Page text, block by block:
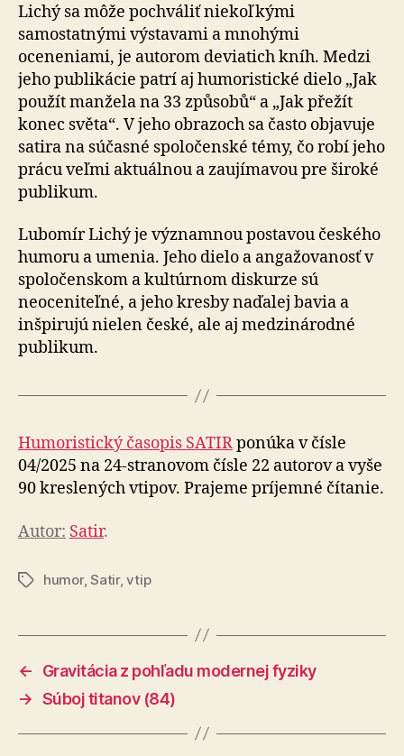
Lichý sa môže pochváliť niekoľkými
samostatnými výstavami a mnohými
oceneniami, je autorom deviatich kníh. Medzi
jeho publikácie patrí aj humoristické dielo „Jak
použít manžela na 33 způsobů“ a „Jak přežít
konec světa“. V jeho obrazoch sa často objavuje
satira na sú­čas­né spoločenské témy, čo robí jeho
prácu veľmi aktuálnou a zaujímavou pre široké
publikum.
Lubomír Lichý je významnou postavou českého
humoru a umenia. Jeho dielo a angažovanosť v
spoločenskom a kultúrnom diskurze sú
neoceniteľné, a jeho kresby na­ďa­lej bavia a
inšpirujú nielen české, ale aj medzi­ná­rod­né
publikum.
Humoristický časopis SATIRponúka v čísle
04/2025 na 24-stranovom čísle 22 autorov a vyše
90 kreslených vtipov. Prajeme príjemné čítanie.
Autor: Satir.
Značkyhumor,Satir,vtip
←
Gravitácia z pohľadu modernej fyziky
→ Súboj titanov (84)